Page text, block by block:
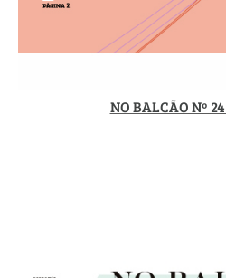
NO BALCÃO Nº